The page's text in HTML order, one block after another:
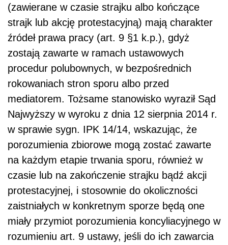
(zawierane w czasie strajku albo kończące
strajk lub akcję protestacyjną) mają charakter
źródeł prawa pracy (art. 9 §1 k.p.), gdyż
zostają zawarte w ramach ustawowych
procedur polubownych, w bezpośrednich
rokowaniach stron sporu albo przed
mediatorem. Tożsame stanowisko wyraził Sąd
Najwyższy w wyroku z dnia 12 sierpnia 2014 r.
w sprawie sygn. IPK 14/14, wskazując, że
porozumienia zbiorowe mogą zostać zawarte
na każdym etapie trwania sporu, również w
czasie lub na zakończenie strajku bądź akcji
protestacyjnej, i stosownie do okoliczności
zaistniałych w konkretnym sporze będą one
miały przymiot porozumienia koncyliacyjnego w
rozumieniu art. 9 ustawy, jeśli do ich zawarcia